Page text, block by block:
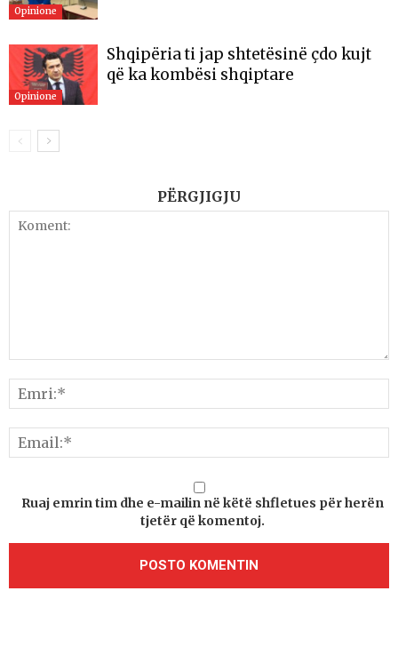
Opinione
Opinione
Shqipëria ti jap shtetësinë çdo kujt
që ka kombësi shqiptare
PËRGJIGJU
Ruaj emrin tim dhe e-mailin në këtë shfletues për herën
tjetër që komentoj.